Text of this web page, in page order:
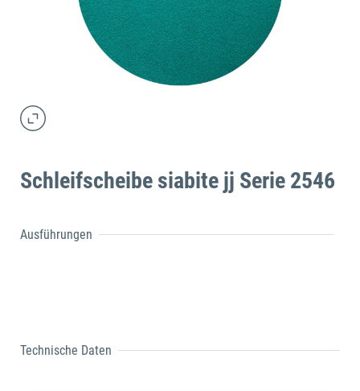
Schleifscheibe siabite jj Serie 2546
Ausführungen
Technische Daten